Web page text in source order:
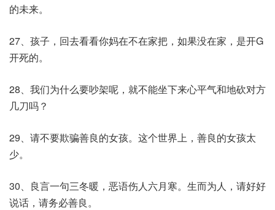
的未来。
27、孩子，回去看看你妈在不在家把，如果没在家，是开G
开死的。
28、我们为什么要吵架呢，就不能坐下来心平气和地砍对方
几刀吗？
29、请不要欺骗善良的女孩。这个世界上，善良的女孩太
少。
30、良言一句三冬暖，恶语伤人六月寒。生而为人，请好好
说话，请务必善良。